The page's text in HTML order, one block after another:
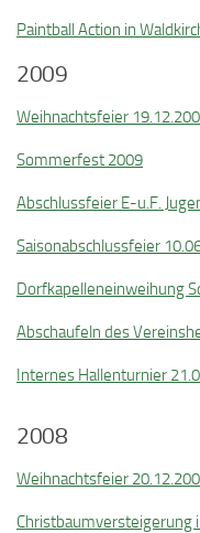
Paintball Action in
2009
Weihnachtsfeier
Sommerfest 2009
Abschlussfeier E-u.F.
Saisonabschlussfeier
Dorfkapelleneinweihung
Abschaufeln des
Internes Hallenturnier
2008
Weihnachtsfeier
Christbaumversteigerung